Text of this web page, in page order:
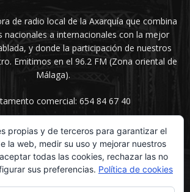
de radio local de la Axarquía que combina
nacionales a internacionales con la mejor
y donde la participación de nuestros
Emitimos en el 96.2 FM (Zona oriental de
Málaga).
comercial: 654 84 67 40
SÍGUENOS
propias y de terceros para garantizar el
la web, medir su uso y mejorar nuestros
todas las cookies, rechazar las no
sus preferencias. Política de cookies